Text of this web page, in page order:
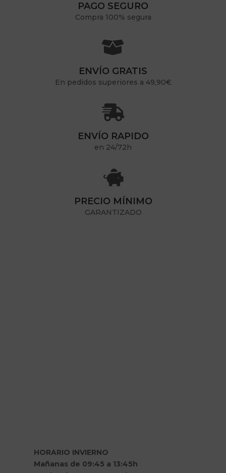
PAGO SEGURO
Compra 100% segura

ENVÍO GRATIS
En pedidos superiores a 49,90€

ENVÍO RAPIDO
en 24/72h

PRECIO MÍNIMO
GARANTIZADO
HORARIO INVIERNO
Mañanas de 09:45 a 13:45h